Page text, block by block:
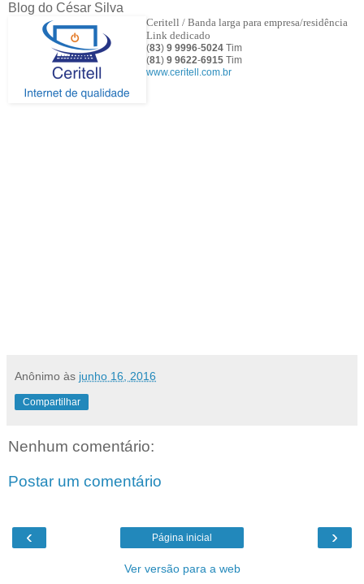
Blog do César Silva
Ceritell / Banda larga para empresa/residência
Link dedicado
(83) 9 9996-5024 Tim
(81) 9 9622-6915 Tim
www.ceritell.com.br
Anônimo às junho 16, 2016
Compartilhar
Nenhum comentário:
Postar um comentário
‹ ›
Página inicial
Ver versão para a web